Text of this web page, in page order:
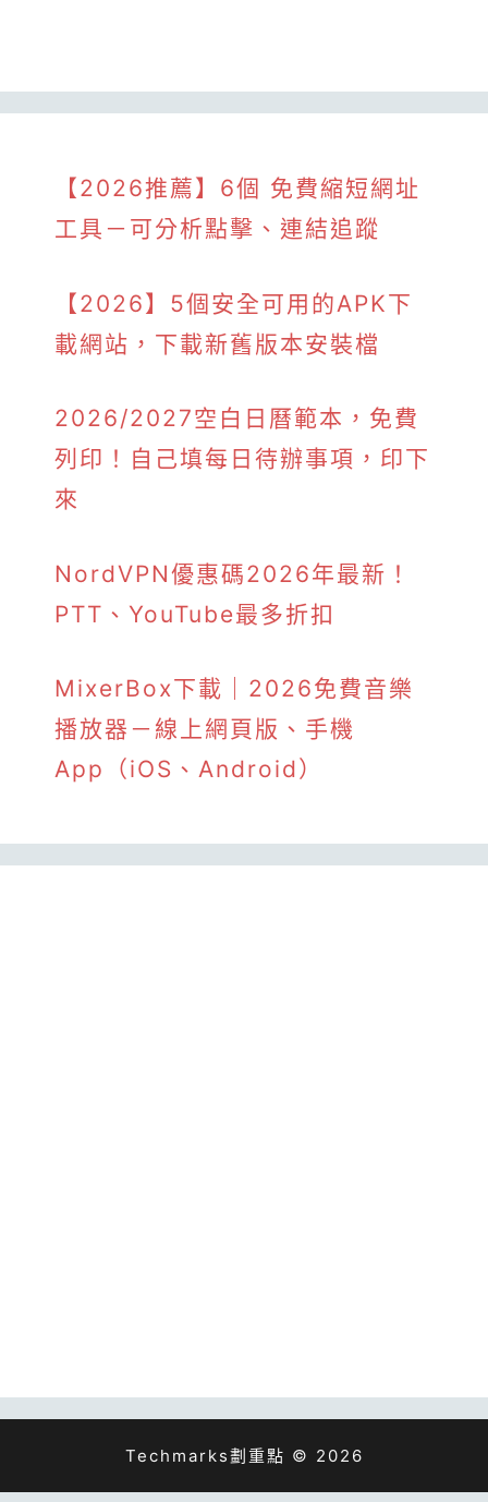
【2026推薦】6個 免費縮短網址
工具－可分析點擊、連結追蹤
【2026】5個安全可用的APK下
載網站，下載新舊版本安裝檔
2026/2027空白日曆範本，免費
列印！自己填每日待辦事項，印下
來
NordVPN優惠碼2026年最新！
PTT、YouTube最多折扣
MixerBox下載｜2026免費音樂
播放器－線上網頁版、手機
App（iOS、Android）
Techmarks劃重點 © 2026